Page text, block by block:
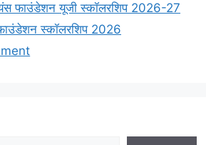
फाउंडेशन यूजी स्कॉलरशिप 2026-27
स्कॉलरशिप 2026